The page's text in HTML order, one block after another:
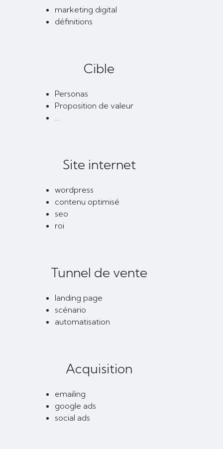
marketing digital
définitions
Cible
Personas
Proposition de valeur
Site internet
wordpress
contenu optimisé
seo
roi
Tunnel de vente
landing page
scénario
automatisation
Acquisition
emailing
google ads
social ads